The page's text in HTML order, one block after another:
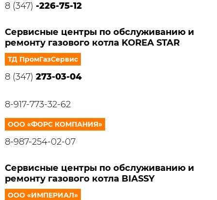
8 (347) -226-75-12
Сервисные центры по обслуживанию и
ремонту газового котла KOREA STAR
ТД ПромГазСервис
8 (347) 273-03-04
8-917-773-32-62
ООО «ФОРС КОМПАНИЯ»
8-987-254-02-07
Сервисные центры по обслуживанию и
ремонту газового котла BIASSY
ООО «ИМПЕРИАЛ»